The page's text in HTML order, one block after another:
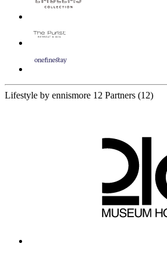
Lifestyle by ennismore 12 Partners (12)